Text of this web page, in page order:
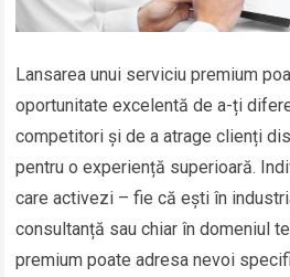
Lansarea unui serviciu premium
oportunitate excelentă de a-ți
competitori și de a atrage clienți
pentru o experiență superioară.
care activezi – fie că ești în
consultanță sau chiar în domeniul
premium poate adresa nevoi